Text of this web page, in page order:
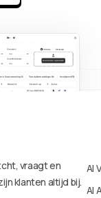
vraagt en
klanten altijd bij.
AI
AI